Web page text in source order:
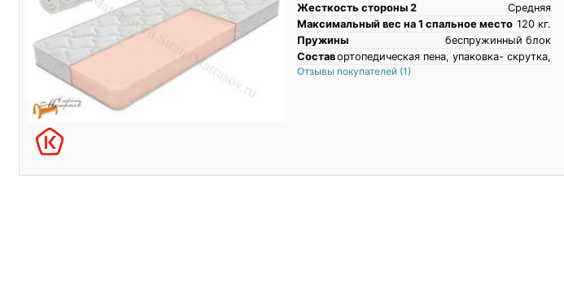
Жесткость стороны 2
Средняя
Максимальный вес на 1 спальное место
кг.
120
Пружины
беспружинный блок
Составортопедическая пена, упаковка- скрутка,
Отзывы покупателей (1)